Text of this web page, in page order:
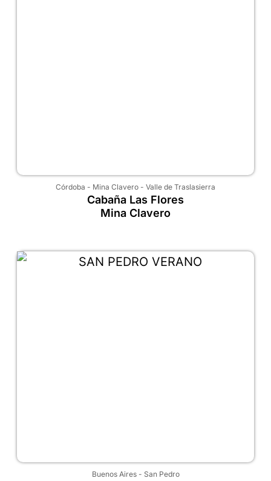
Córdoba - Mina Clavero - Valle de Traslasierra
Cabaña Las Flores
Mina Clavero
Buenos Aires- San Pedro